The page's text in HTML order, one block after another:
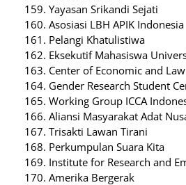
Yayasan Srikandi Sejati
Asosiasi LBH APIK Indonesia
Pelangi Khatulistiwa
Eksekutif Mahasiswa
Center of Economic and Law
Gender Research Student
Working Group ICCA
Aliansi Masyarakat Adat
Trisakti Lawan Tirani
Perkumpulan Suara Kita
Institute for Research and
Amerika Bergerak